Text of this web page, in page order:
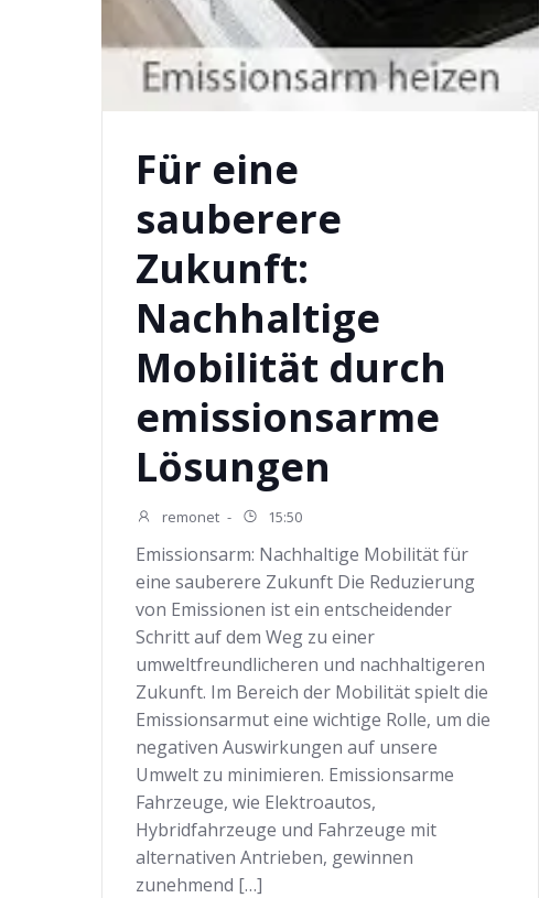
Für eine
sauberere
Zukunft:
Nachhaltige
Mobilität durch
emissionsarme
Lösungen
remonet - 15:50
Emissionsarm: Nachhaltige Mobilität für
eine sauberere Zukunft Die Reduzierung
von Emissionen ist ein entscheidender
Schritt auf dem Weg zu einer
umweltfreundlicheren und nachhaltigeren
Zukunft. Im Bereich der Mobilität spielt die
Emissionsarmut eine wichtige Rolle, um die
negativen Auswirkungen auf unsere
Umwelt zu minimieren. Emissionsarme
Fahrzeuge, wie Elektroautos,
Hybridfahrzeuge und Fahrzeuge mit
alternativen Antrieben, gewinnen
zunehmend […]